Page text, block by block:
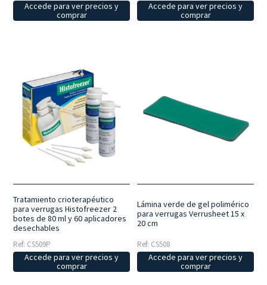
Accede para ver precios y
comprar
Accede para ver precios y
comprar
Tratamiento crioterapéutico
para verrugas Histofreezer 2
botes de 80 ml y 60 aplicadores
desechables
Ref: CS509P
Accede para ver precios y
comprar
Lámina verde de gel polimérico
para verrugas Verrusheet 15 x
20 cm
Ref: CS508
Accede para ver precios y
comprar